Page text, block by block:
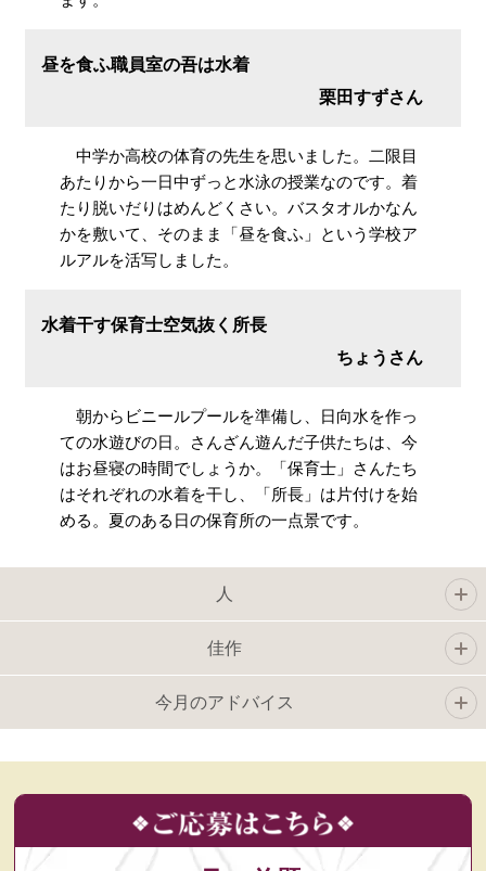
昼を食ふ職員室の吾は水着
栗田すずさん
中学か高校の体育の先生を思いました。二限目
あたりから一日中ずっと水泳の授業なのです。着
たり脱いだりはめんどくさい。バスタオルかなん
かを敷いて、そのまま「昼を食ふ」という学校ア
ルアルを活写しました。
水着干す保育士空気抜く所長
ちょうさん
朝からビニールプールを準備し、日向水を作っ
ての水遊びの日。さんざん遊んだ子供たちは、今
はお昼寝の時間でしょうか。「保育士」さんたち
はそれぞれの水着を干し、「所長」は片付けを始
める。夏のある日の保育所の一点景です。
人
佳作
今月のアドバイス